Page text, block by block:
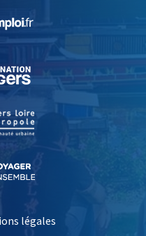
, Ouvre une nouvelle
, Ouvre une nouvelle
légales